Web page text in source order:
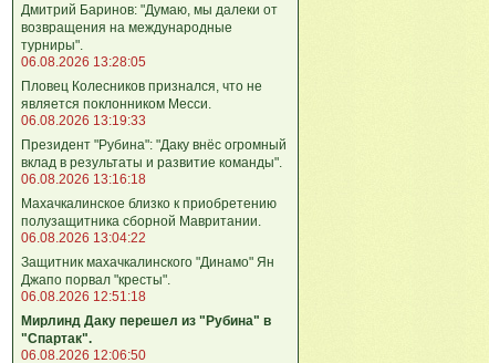
Дмитрий Баринов: "Думаю, мы далеки от
возвращения на международные
турниры".
06.08.2026 13:28:05
Пловец Колесников признался, что не
является поклонником Месси.
06.08.2026 13:19:33
Президент "Рубина": "Даку внёс огромный
вклад в результаты и развитие команды".
06.08.2026 13:16:18
Махачкалинское близко к приобретению
полузащитника сборной Мавритании.
06.08.2026 13:04:22
Защитник махачкалинского "Динамо" Ян
Джапо порвал "кресты".
06.08.2026 12:51:18
Мирлинд Даку перешел из "Рубина" в
"Спартак".
06.08.2026 12:06:50